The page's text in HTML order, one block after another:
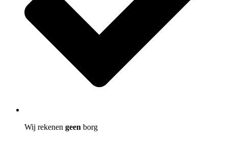
Wij rekenen geen borg